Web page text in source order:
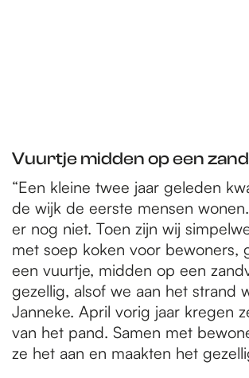
Vuurtje midden op een
“Een kleine twee jaar geleden
de wijk de eerste mensen
er nog niet. Toen zijn wij
met soep koken voor bewoners,
een vuurtje, midden op een
gezellig, alsof we aan het strand
Janneke. April vorig jaar kregen
van het pand. Samen met
ze het aan en maakten het